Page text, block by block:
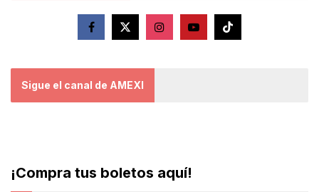
Sigue el canal de AMEXI
¡Compra tus boletos aquí!